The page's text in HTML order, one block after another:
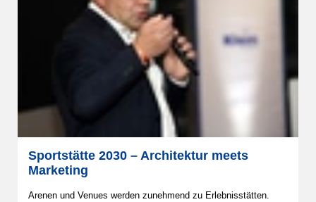
Sportstätte 2030 – Architektur meets
Marketing
Arenen und Venues werden zunehmend zu Erlebnisstätten.